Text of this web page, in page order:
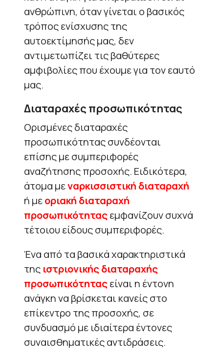
ανθρώπινη, όταν γίνεται ο βασικός
τρόπος ενίσχυσης της
αυτοεκτίμησής μας, δεν
αντιμετωπίζει τις βαθύτερες
αμφιβολίες που έχουμε για τον εαυτό
μας.
Διαταραχές προσωπικότητας
Ορισμένες διαταραχές
προσωπικότητας συνδέονται
επίσης με συμπεριφορές
αναζήτησης προσοχής. Ειδικότερα,
άτομα μεναρκισσιστική διαταραχή
ή μεοριακή διαταραχή
προσωπικότηταςεμφανίζουν συχνά
τέτοιου είδους συμπεριφορές.
Ένα από τα βασικά χαρακτηριστικά
της ιστριονικής διαταραχής
προσωπικότηταςείναι η έντονη
ανάγκη να βρίσκεται κανείς στο
επίκεντρο της προσοχής, σε
συνδυασμό με ιδιαίτερα έντονες
συναισθηματικές αντιδράσεις.